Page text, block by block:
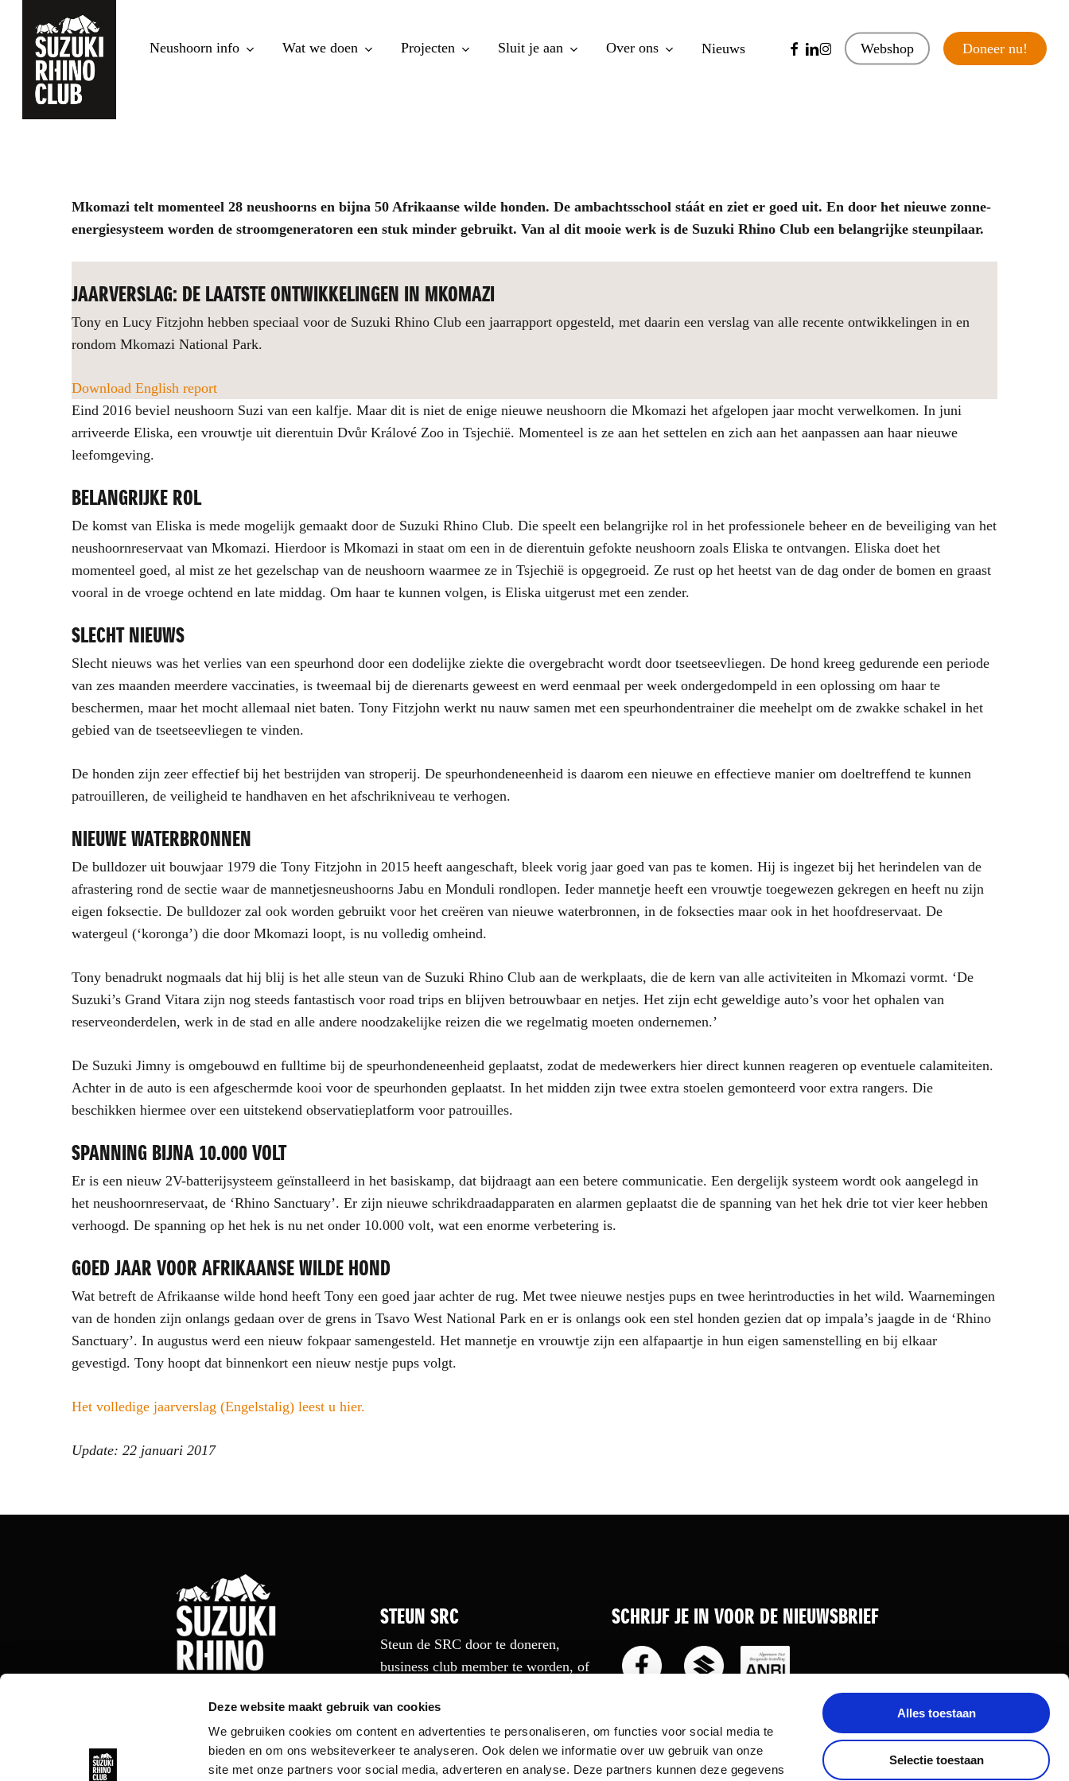
Deze website maakt gebruik van cookies
We gebruiken cookies om content en advertenties te personaliseren, om functies voor social media te
bieden en om ons websiteverkeer te analyseren. Ook delen we informatie over uw gebruik van onze
site met onze partners voor social media, adverteren en analyse. Deze partners kunnen deze gegevens
Alles toestaan
Selectie toestaan
content
Neushoorn info Wat we doen Projecten Sluit je aan Over ons Nieuws Webshop Doneer nu!
facebook
linkedin
instagram
Mkomazi telt momenteel 28 neushoorns en bijna 50 Afrikaanse wilde honden. De ambachtsschool stáát en ziet er goed uit. En door het nieuwe zonne-
energiesysteem worden de stroomgeneratoren een stuk minder gebruikt. Van al dit mooie werk is de Suzuki Rhino Club een belangrijke steunpilaar.
JAARVERSLAG: DE LAATSTE ONTWIKKELINGEN IN MKOMAZI
Tony en Lucy Fitzjohn hebben speciaal voor de Suzuki Rhino Club een jaarrapport opgesteld, met daarin een verslag van alle recente ontwikkelingen in en
rondom Mkomazi National Park.
Download English report
Eind 2016 beviel neushoorn Suzi van een kalfje. Maar dit is niet de enige nieuwe neushoorn die Mkomazi het afgelopen jaar mocht verwelkomen. In juni
arriveerde Eliska, een vrouwtje uit dierentuin Dvůr Králové Zoo in Tsjechië. Momenteel is ze aan het settelen en zich aan het aanpassen aan haar nieuwe
leefomgeving.
BELANGRIJKE ROL
De komst van Eliska is mede mogelijk gemaakt door de Suzuki Rhino Club. Die speelt een belangrijke rol in het professionele beheer en de beveiliging van het
neushoornreservaat van Mkomazi. Hierdoor is Mkomazi in staat om een in de dierentuin gefokte neushoorn zoals Eliska te ontvangen. Eliska doet het
momenteel goed, al mist ze het gezelschap van de neushoorn waarmee ze in Tsjechië is opgegroeid. Ze rust op het heetst van de dag onder de bomen en graast
vooral in de vroege ochtend en late middag. Om haar te kunnen volgen, is Eliska uitgerust met een zender.
SLECHT NIEUWS
Slecht nieuws was het verlies van een speurhond door een dodelijke ziekte die overgebracht wordt door tseetseevliegen. De hond kreeg gedurende een periode
van zes maanden meerdere vaccinaties, is tweemaal bij de dierenarts geweest en werd eenmaal per week ondergedompeld in een oplossing om haar te
beschermen, maar het mocht allemaal niet baten. Tony Fitzjohn werkt nu nauw samen met een speurhondentrainer die meehelpt om de zwakke schakel in het
gebied van de tseetseevliegen te vinden.
De honden zijn zeer effectief bij het bestrijden van stroperij. De speurhondeneenheid is daarom een nieuwe en effectieve manier om doeltreffend te kunnen
patrouilleren, de veiligheid te handhaven en het afschrikniveau te verhogen.
NIEUWE WATERBRONNEN
De bulldozer uit bouwjaar 1979 die Tony Fitzjohn in 2015 heeft aangeschaft, bleek vorig jaar goed van pas te komen. Hij is ingezet bij het herindelen van de
afrastering rond de sectie waar de mannetjesneushoorns Jabu en Monduli rondlopen. Ieder mannetje heeft een vrouwtje toegewezen gekregen en heeft nu zijn
eigen foksectie. De bulldozer zal ook worden gebruikt voor het creëren van nieuwe waterbronnen, in de foksecties maar ook in het hoofdreservaat. De
watergeul (‘koronga’) die door Mkomazi loopt, is nu volledig omheind.
Tony benadrukt nogmaals dat hij blij is het alle steun van de Suzuki Rhino Club aan de werkplaats, die de kern van alle activiteiten in Mkomazi vormt. ‘De
Suzuki’s Grand Vitara zijn nog steeds fantastisch voor road trips en blijven betrouwbaar en netjes. Het zijn echt geweldige auto’s voor het ophalen van
reserveonderdelen, werk in de stad en alle andere noodzakelijke reizen die we regelmatig moeten ondernemen.’
De Suzuki Jimny is omgebouwd en fulltime bij de speurhondeneenheid geplaatst, zodat de medewerkers hier direct kunnen reageren op eventuele calamiteiten.
Achter in de auto is een afgeschermde kooi voor de speurhonden geplaatst. In het midden zijn twee extra stoelen gemonteerd voor extra rangers. Die
beschikken hiermee over een uitstekend observatieplatform voor patrouilles.
SPANNING BIJNA 10.000 VOLT
Er is een nieuw 2V-batterijsysteem geïnstalleerd in het basiskamp, dat bijdraagt aan een betere communicatie. Een dergelijk systeem wordt ook aangelegd in
het neushoornreservaat, de ‘Rhino Sanctuary’. Er zijn nieuwe schrikdraadapparaten en alarmen geplaatst die de spanning van het hek drie tot vier keer hebben
verhoogd. De spanning op het hek is nu net onder 10.000 volt, wat een enorme verbetering is.
GOED JAAR VOOR AFRIKAANSE WILDE HOND
Wat betreft de Afrikaanse wilde hond heeft Tony een goed jaar achter de rug. Met twee nieuwe nestjes pups en twee herintroducties in het wild. Waarnemingen
van de honden zijn onlangs gedaan over de grens in Tsavo West National Park en er is onlangs ook een stel honden gezien dat op impala’s jaagde in de ‘Rhino
Sanctuary’. In augustus werd een nieuw fokpaar samengesteld. Het mannetje en vrouwtje zijn een alfapaartje in hun eigen samenstelling en bij elkaar
gevestigd. Tony hoopt dat binnenkort een nieuw nestje pups volgt.
Het volledige jaarverslag (Engelstalig) leest u hier.
Update: 22 januari 2017
STEUN SRC
Steun de SRC door te doneren,
business club member te worden, of
Sluit je aan
SCHRIJF JE IN VOOR DE NIEUWSBRIEF